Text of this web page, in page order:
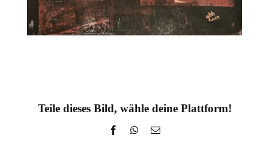
Teile dieses Bild, wähle deine Plattform!
FacebookWhatsApp
E-